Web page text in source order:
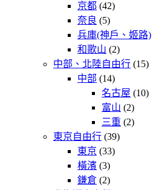
京都 (42)
奈良 (5)
兵庫(神戶、姬路)
和歌山 (2)
中部、北陸自由行 (15)
中部 (14)
名古屋 (10)
富山 (2)
三重 (2)
東京自由行 (39)
東京 (33)
橫濱 (3)
鎌倉 (2)